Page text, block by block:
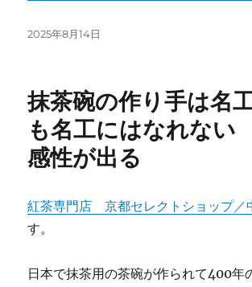
投
2025年8月14日
抹茶碗の作り手は名
も名工にはなれな
感性が出る
紅茶専門店 京都セレクトショップ／
す。
日本で抹茶用の茶碗が作られて400年